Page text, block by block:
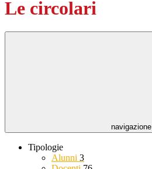
Le circolari
navigazione
Tipologie
Alunni 3